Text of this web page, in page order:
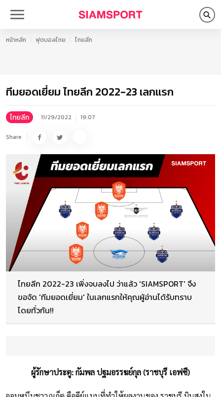
หน้าหลัก ฟุตบอลไทย ไทยลีก
ทีมยอดเยี่ยม ไทยลีก 2022-23 เลกแรก
ไทยลีก 11/29/2022 19:07
Share
ไทยลีก 2022-23 เพิ่งจบลงไป ว่าแล้ว 'SIAMSPORT' จึง
ขอจัด 'ทีมยอดเยี่ยม' ในเลกแรกให้คุณผู้อ่านได้รับทราบ
โดยทั่วกัน!!
ผู้รักษาประตู: กัมพล ปฐมอรรฆย์กุล (ราชบุรี เอฟซี)